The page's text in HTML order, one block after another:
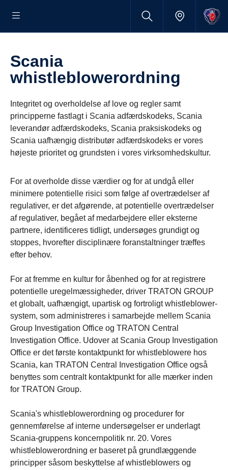
Scania
whistleblowerordning
Integritet og overholdelse af love og regler samt
principperne fastlagt i Scania adfærdskodeks, Scania
leverandør adfærdskodeks, Scania praksiskodeks og
Scania uafhængig distributør adfærdskodeks er vores
højeste prioritet og grundsten i vores virksomhedskultur.
For at overholde disse værdier og for at undgå eller
minimere potentielle risici som følge af overtrædelser af
regulativer, er det afgørende, at potentielle overtrædelser
af regulativer, begået af medarbejdere eller eksterne
partnere, identificeres tidligt, undersøges grundigt og
stoppes, hvorefter disciplinære foranstaltninger træffes
efter behov.
For at fremme en kultur for åbenhed og for at registrere
potentielle uregelmæssigheder, driver TRATON GROUP
et globalt, uafhængigt, upartisk og fortroligt whistleblower-
system, som administreres i samarbejde mellem Scania
Group Investigation Office og TRATON Central
Investigation Office. Udover at Scania Group Investigation
Office er det første kontaktpunkt for whistleblowere hos
Scania, kan TRATON Central Investigation Office også
benyttes som centralt kontaktpunkt for alle mærker inden
for TRATON Group.
Scania's whistleblowerordning og procedurer for
gennemførelse af interne undersøgelser er underlagt
Scania-gruppens koncernpolitik nr. 20. Vores
whistleblowerordning er baseret på grundlæggende
principper såsom beskyttelse af whistleblowers og